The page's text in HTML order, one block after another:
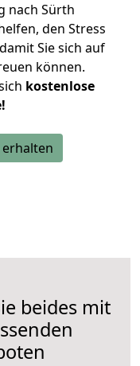
nach Sürth
den Stress
Sie sich auf
können.
kostenlose
beides mit